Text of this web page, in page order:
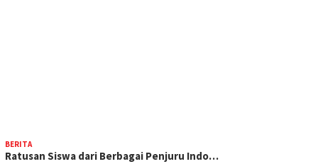
BERITA
Ratusan Siswa dari Berbagai Penjuru Indo…